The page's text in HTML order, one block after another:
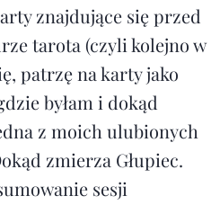
znajdujące się przed
tarota (czyli kolejno w
patrzę na karty jako
byłam i dokąd
z moich ulubionych
zmierza Głupiec.
sesji